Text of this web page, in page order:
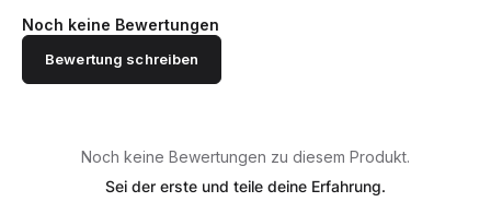
Noch keine Bewertungen
Bewertung schreiben
Noch keine Bewertungen zu diesem Produkt.
Sei der erste und teile deine Erfahrung.